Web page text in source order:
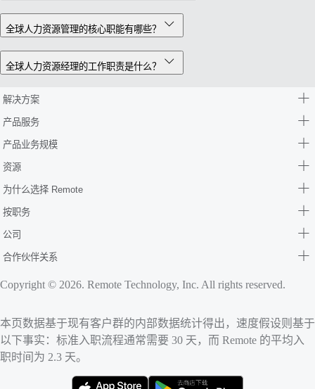
全球人力资源管理的核心职能有哪些？
全球人力资源经理的工作职责是什么？
解决方案
产品服务
产品业务规模
资源
为什么选择 Remote
按职务
公司
合作伙伴关系
Copyright © 2026. Remote Technology, Inc. All rights reserved.
本页数据基于现有客户群的内部数据统计得出，速度假设则基于
以下事实：标准入职流程通常需要 30 天，而 Remote 的平均入
职时间为 2.3 天。